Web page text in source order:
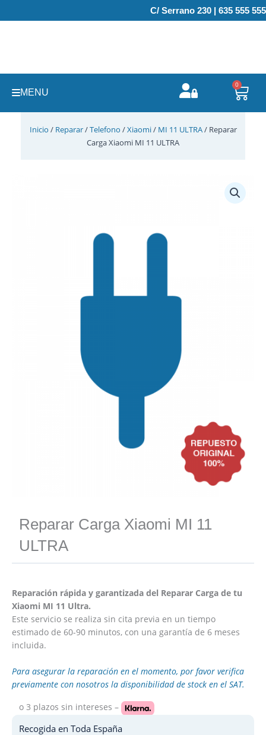
al
C/ Serrano 230 | 635 555 555
MENU
0
Inicio / Reparar/Telefono /Xiaomi/ MI 11 ULTRA/ Reparar
Carga Xiaomi MI 11 ULTRA
Reparar Carga Xiaomi MI 11
ULTRA
Reparación rápida y garantizada del Reparar Carga de tu
Xiaomi MI 11 Ultra.
Este servicio se realiza sin cita previa en un tiempo
estimado de 60-90 minutos, con una garantía de 6 meses
incluida.
Para asegurar la reparación en el momento, por favor verifica
previamente con nosotros la disponibilidad de stock en el SAT.
o 3 plazos sin intereses –
Recogida en Toda España